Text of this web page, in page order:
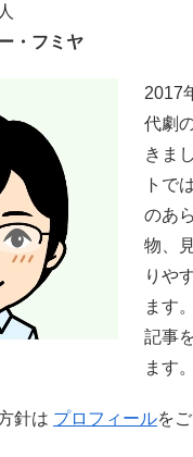
・フミヤ
2017
代劇
きま
トで
のあ
物、
りや
ます
記事
ます。
針は プロフィールを